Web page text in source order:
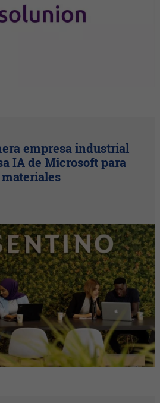
empresa industrial
IA de Microsoft para